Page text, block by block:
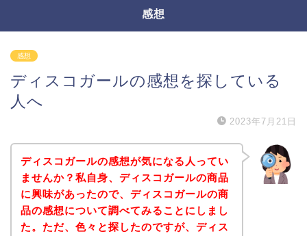
感想
感想
ディスコガールの感想を探している
人へ
2023年7月21日
ディスコガールの感想が気になる人ってい
ませんか？私自身、ディスコガールの商品
に興味があったので、ディスコガールの商
品の感想について調べてみることにしまし
た。ただ、色々と探したのですが、ディス